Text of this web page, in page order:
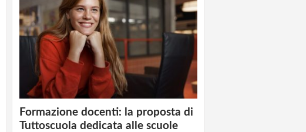
Formazione docenti: la proposta di
Tuttoscuola dedicata alle scuole